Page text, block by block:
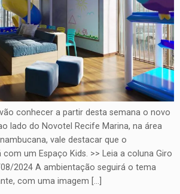
conhecer a partir desta semana o novo
lado do Novotel Recife Marina, na área
vale destacar que o
um Espaço Kids. >> Leia a coluna Giro
2024 A ambientação seguirá o tema
com uma imagem […]